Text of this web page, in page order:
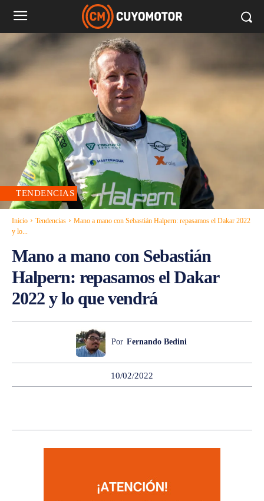
TENDENCIAS
Inicio Tendencias
Mano a mano con Sebastián Halpern: repasamos el Dakar 2022
y lo...
Mano a mano con Sebastián
Halpern: repasamos el Dakar
2022 y lo que vendrá
Por Fernando Bedini
10/02/2022